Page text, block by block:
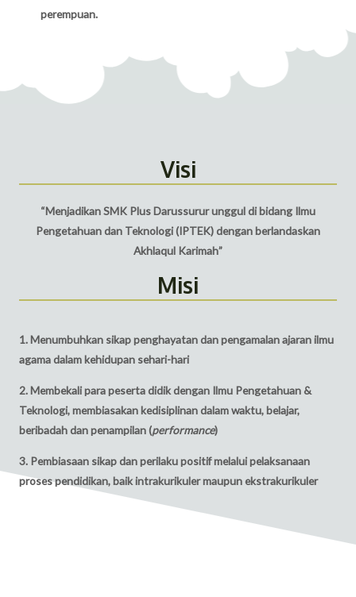
perempuan.
Visi
“MenjadikanSMK PlusDarussururungguldibidang Ilmu
Pengetahuandan Teknologi(IPTEK)denganberlandaskan
Akhlaqul Karimah”
Misi
1. Menumbuhkan sikap penghayatan dan pengamalan ajaran ilmu
agama dalam kehidupan sehari-hari
2. Membekali para peserta didik dengan Ilmu Pengetahuan &
Teknologi, membiasakan kedisiplinan dalam waktu, belajar,
beribadah dan penampilan (performance)
3. Pembiasaan sikap dan perilaku positif melalui pelaksanaan
proses pendidikan, baik intrakurikuler maupun ekstrakurikuler